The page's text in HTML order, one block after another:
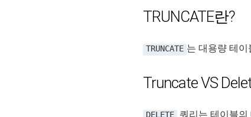
TRUNCATE란?
TRUNCATE 는 대용량 테
Truncate VS
DELETE 쿼리는 테이블의